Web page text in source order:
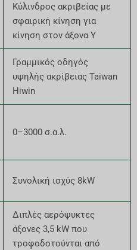
Κύλινδρος ακριβείας με
σφαιρική κίνηση για
κίνηση στον άξονα Y
Γραμμικός οδηγός
υψηλής ακρίβειας Taiwan
Hiwin
0–3000 σ.α.λ.
Συνολική ισχύς 8kW
Διπλές αερόψυκτες
άξονες 3,5 kW που
τροφοδοτούνται από